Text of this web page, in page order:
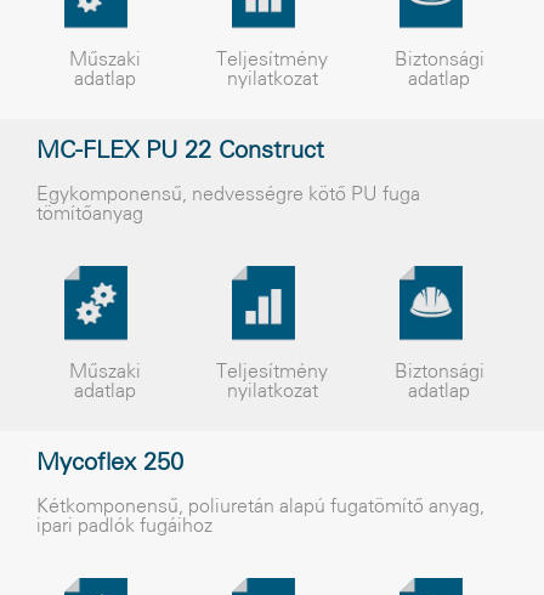
Műszaki
adatlap
Teljesítmény
nyilatkozat
Biztonsági
adatlap
MC-FLEX PU 22 Construct
Egykomponensű, nedvességre kötő PU fuga
tömítőanyag
Műszaki
adatlap
Teljesítmény
nyilatkozat
Biztonsági
adatlap
Mycoflex 250
Kétkomponensû, poliuretán alapú fugatömítõ anyag,
ipari padlók fugáihoz